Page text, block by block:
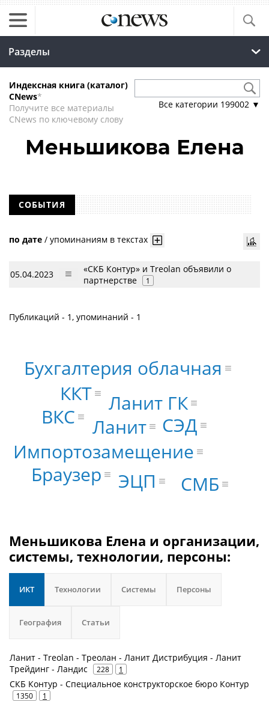
Разделы
Индексная книга (каталог)
CNews*
Получите все материалы
CNews по ключевому слову
Все категории 199002 ▼
Меньшикова Елена
СОБЫТИЯ
по дате / упоминаниям в текстах
05.04.2023
«СКБ Контур» и Treolan объявили о
партнерстве
1
Публикаций - 1, упоминаний - 1
Ланит
Ланит ГК
Импортозамещение
Бухгалтерия облачная
ККТ
Браузер
ВКС СЭД
ЭЦП СМБ
Меньшикова Елена и организации,
системы, технологии, персоны:
ИКТ Технологии Системы Персоны
География Статьи
Ланит - Treolan - Треолан - Ланит Дистрибуция - Ланит
Трейдинг - Ландис
228 1
СКБ Контур - Специальное конструкторское бюро Контур
1350 1